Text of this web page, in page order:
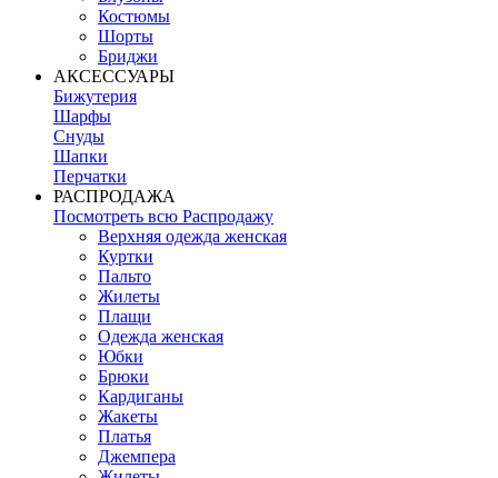
Костюмы
Шорты
Бриджи
АКСЕССУАРЫ
Бижутерия
Шарфы
Снуды
Шапки
Перчатки
РАСПРОДАЖА
Посмотреть всю Распродажу
Верхняя одежда женская
Куртки
Пальто
Жилеты
Плащи
Одежда женская
Юбки
Брюки
Кардиганы
Жакеты
Платья
Джемпера